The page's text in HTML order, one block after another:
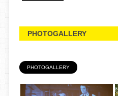
PHOTOGALLERY
PHOTOGALLERY